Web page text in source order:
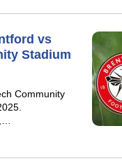
vs
Stadium
Community